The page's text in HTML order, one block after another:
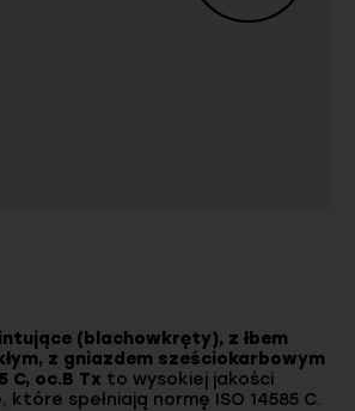
(blachowkręty), z łbem
z gniazdem sześciokarbowym
C, oc.B Tx to wysokiej jakości
które spełniają normę ISO 14585 C.